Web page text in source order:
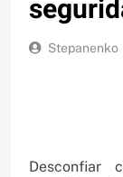
Stepanenko
Desconfiar